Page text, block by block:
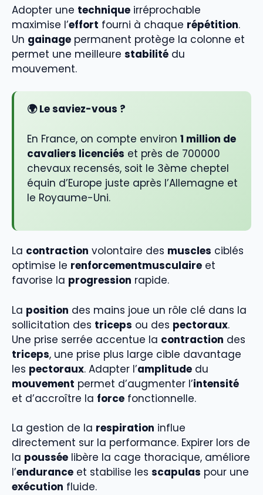
Adopter une technique irréprochable
maximise l’effort fourni à chaque répétition.
Un gainage permanent protège la colonne et
permet une meilleure stabilité du
mouvement.
🌍 Le saviez-vous ?
En France, on compte environ 1 million de
cavaliers licenciés et près de 700000
chevaux recensés, soit le 3ème cheptel
équin d’Europe juste après l’Allemagne et
le Royaume-Uni.
La contraction volontaire des muscles ciblés
optimise le renforcementmusculaire et
favorise la progression rapide.
La position des mains joue un rôle clé dans la
sollicitation des triceps ou des pectoraux.
Une prise serrée accentue la contraction des
triceps, une prise plus large cible davantage
les pectoraux. Adapter l’amplitude du
mouvement permet d’augmenter l’intensité
et d’accroître la force fonctionnelle.
La gestion de la respiration influe
directement sur la performance. Expirer lors de
la poussée libère la cage thoracique, améliore
l’endurance et stabilise les scapulas pour une
exécution fluide.